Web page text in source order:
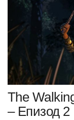
The
– Епизод 2